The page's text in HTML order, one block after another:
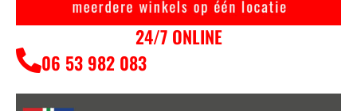
24/7 ONLINE
06 53 982 083